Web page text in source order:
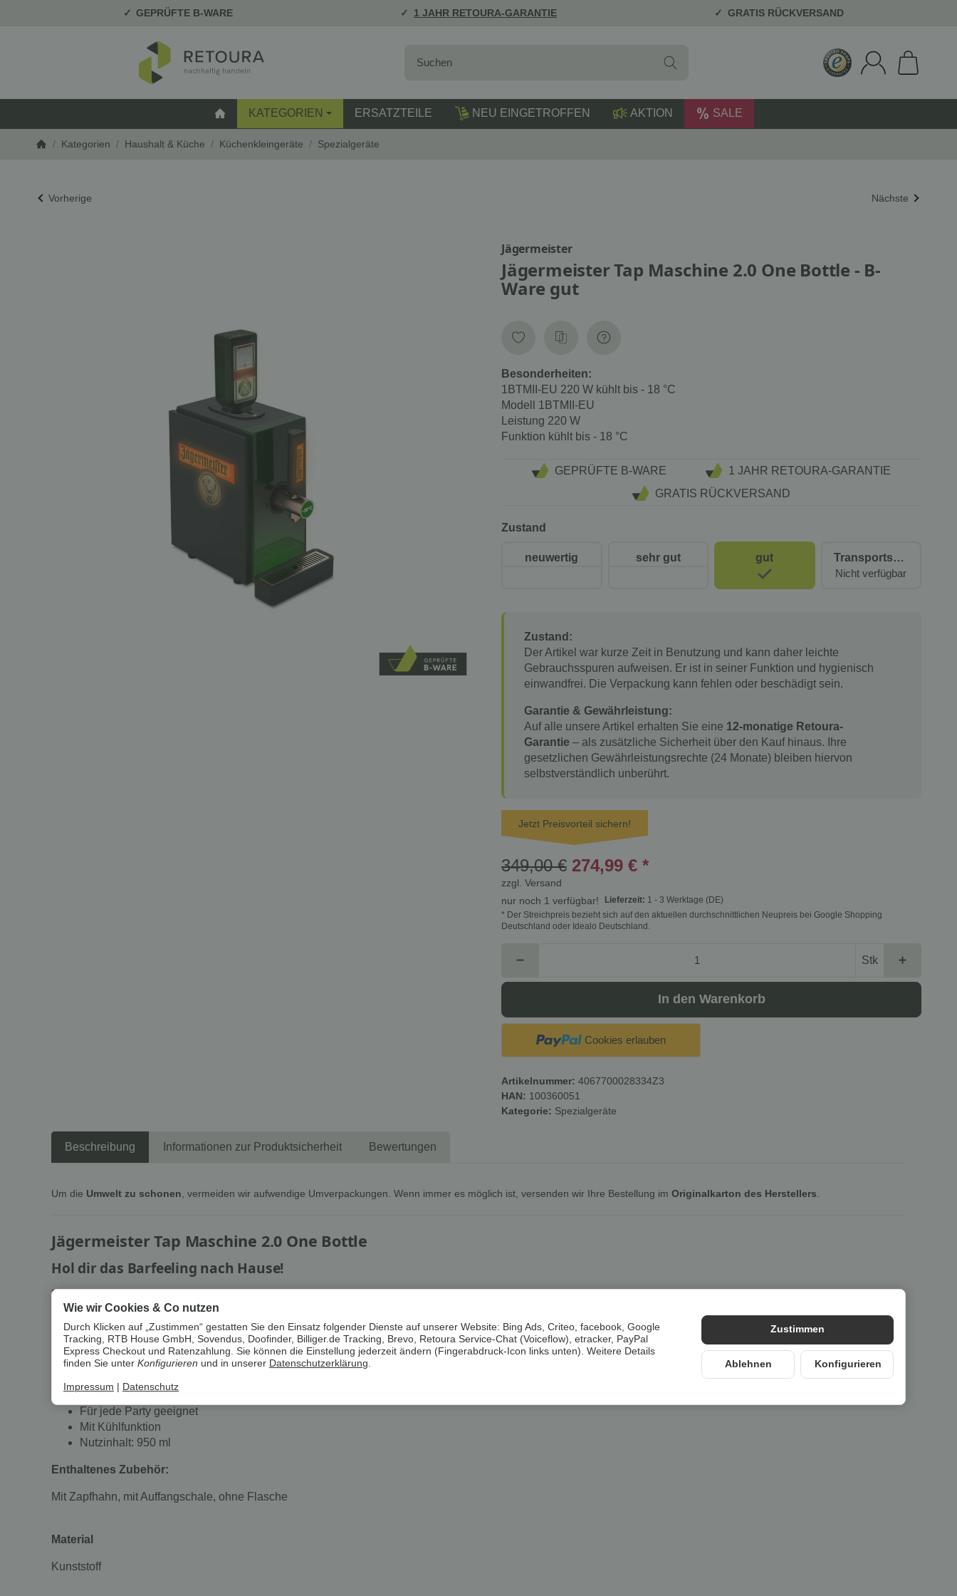
GEPRÜFTE B-WARE 1 JAHR RETOURA-GARANTIE GRATIS RÜCKVERSAND
STARTSEITE
KATEGORIEN ERSATZTEILE NEU EINGETROFFEN AKTION SALE
/ Kategorien / Haushalt & Küche / Küchenkleingeräte / Spezialgeräte
Vorherige Nächste
Jägermeister
Jägermeister Tap Maschine 2.0 One Bottle - B-
Ware gut
Besonderheiten:
1BTMII-EU 220 W kühlt bis - 18 °C
Modell
1BTMII-EU
Leistung 220 W
Funktion kühlt bis - 18 °C
GEPRÜFTE B-WARE
1 JAHR RETOURA-GARANTIE
GRATIS RÜCKVERSAND
Zustand
neuwertig sehr gut gut
Transportschaden Kosmetisch
Nicht verfügbar
Zustand:
Der Artikel war kurze Zeit in Benutzung und kann daher leichte
Gebrauchsspuren aufweisen. Er ist in seiner Funktion und hygienisch
einwandfrei. Die Verpackung kann fehlen oder beschädigt sein.
Garantie & Gewährleistung:
Auf alle unsere Artikel erhalten Sie eine 12-monatige Retoura-
Garantie – als zusätzliche Sicherheit über den Kauf hinaus. Ihre
gesetzlichen Gewährleistungsrechte (24 Monate) bleiben hiervon
selbstverständlich unberührt.
Jetzt Preisvorteil sichern!
349,00 € 274,99 € *
zzgl. Versand
nur noch 1 verfügbar!
Lieferzeit: 1 - 3 Werktage (DE)
* Der Streichpreis bezieht sich auf den aktuellen durchschnittlichen Neupreis bei Google Shopping
Deutschland oder Idealo Deutschland.
Stk
In den Warenkorb
Cookies erlauben
Artikelnummer: 4067700028334Z3
HAN: 100360051
Kategorie: Spezialgeräte
Beschreibung Informationen zur Produktsicherheit Bewertungen
Um die Umwelt zu schonen , vermeiden wir aufwendige Umverpackungen. Wenn immer es möglich ist, versenden wir Ihre Bestellung im Originalkarton des Herstellers
Jägermeister Tap Maschine 2.0 One Bottle
Hol dir das Barfeeling nach Hause!
Die Jägermeister Tap Maschine wurde in den USA erfunden, um den Jägermeister in der perfekten Trinktemperatur von -18 °C servieren zu können. Die Maschine enthält
einen leistungsstarken Gefriertank der Jägermeister auf die perfekte Trinktemperatur kühlt und per integriertem Zapfhahn ein schnelles und sauberes Abfüllen von Shots
ermöglicht. Der Tank wird über aufgeschraubte 0,35 l, 0,375 l, 0,5 l, 0,7 l, 0,75 l, 1,0 l oder 1,14 l Flaschen Jägermeister befüllt.
Eigenschaften
Lautstärke: < 50 dB
Für jede Party geeignet
Mit Kühlfunktion
Nutzinhalt: 950 ml
Enthaltenes Zubehör:
Mit Zapfhahn, mit Auffangschale, ohne Flasche
Material
Kunststoff
Zustimmen
Ablehnen Konfigurieren
Wie wir Cookies & Co nutzen
Durch Klicken auf „Zustimmen“ gestatten Sie den Einsatz folgender Dienste auf unserer Website: Bing Ads, Criteo, facebook, Google
Tracking, RTB House GmbH, Sovendus, Doofinder, Billiger.de Tracking, Brevo, Retoura Service-Chat (Voiceflow), etracker, PayPal
Express Checkout und Ratenzahlung. Sie können die Einstellung jederzeit ändern (Fingerabdruck-Icon links unten). Weitere Details
finden Sie unter Konfigurieren und in unserer Datenschutzerklärung.
Impressum Datenschutz